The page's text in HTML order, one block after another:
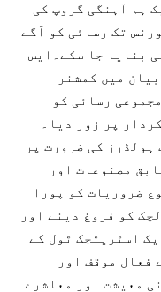
ہم آہنگی گروپ کی
تک رسائی کو آگے
بنایا جا سکے۔ایس
میں کمشنر
رسائی کو
پر زور دیا۔
کی ضرورت پر
مصنوعات اور
ضروریات کو پورا
کو فروغ دینے اور
اسٹریٹجک ٹول کے
فعال موقف اور
معیشت اور معاشرے